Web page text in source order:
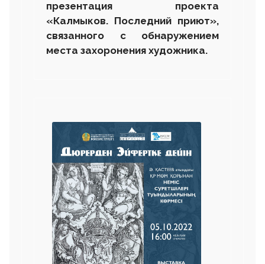
презентация проекта
«Калмыков. Последний приют»,
связанного с обнаружением
места захоронения художника.